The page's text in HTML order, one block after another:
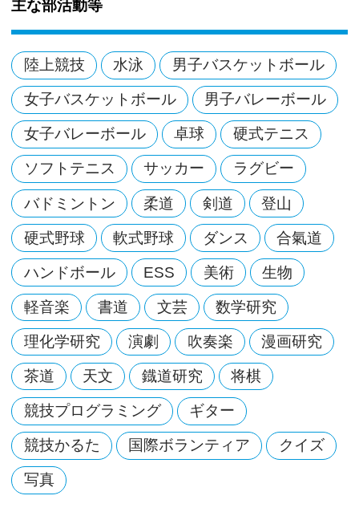
主な部活動等
陸上競技 水泳 男子バスケットボール
女子バスケットボール 男子バレーボール
女子バレーボール 卓球 硬式テニス
ソフトテニス サッカー ラグビー
バドミントン 柔道 剣道 登山
硬式野球 軟式野球 ダンス 合氣道
ハンドボール ESS 美術 生物
軽音楽 書道 文芸 数学研究
理化学研究 演劇 吹奏楽 漫画研究
茶道 天文 鐡道研究 将棋
競技プログラミング ギター
競技かるた 国際ボランティア クイズ
写真